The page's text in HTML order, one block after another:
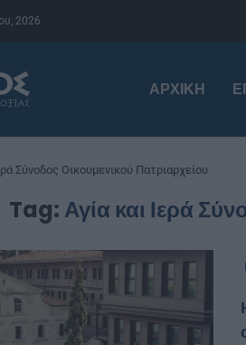
2026
ΑΡΧΙΚΉ
Σύνοδος Οικουμενικού Πατριαρχείου
Tag: Αγία και Ιερά